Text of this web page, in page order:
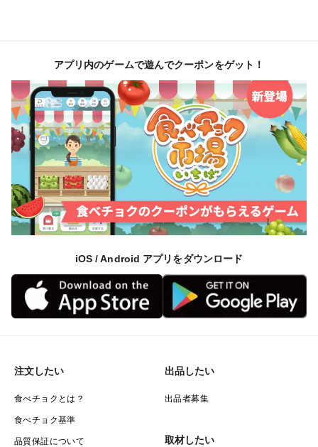
アプリ内のゲームで遊んでクーポンをゲット！
iOS / Android アプリをダウンロード
注文したい
食べチョクとは？
食べチョク基準
品質保証について
出品したい
出品者募集
取材したい